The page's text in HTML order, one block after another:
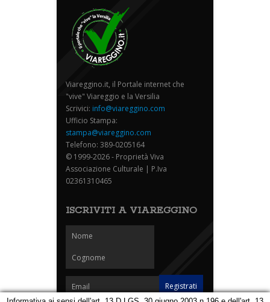
Viareggino.it, il Portale internet che
"vive" Viareggio e la Versilia
Scrivici: info@viareggino.com
Ufficio Stampa:
stampa@viareggino.com
Telefono: 389-0205164
© 1999-2026 - Proprietà Viva
Associazione Culturale | P.Iva
02361310465
ISCRIVITI A VIAREGGINO